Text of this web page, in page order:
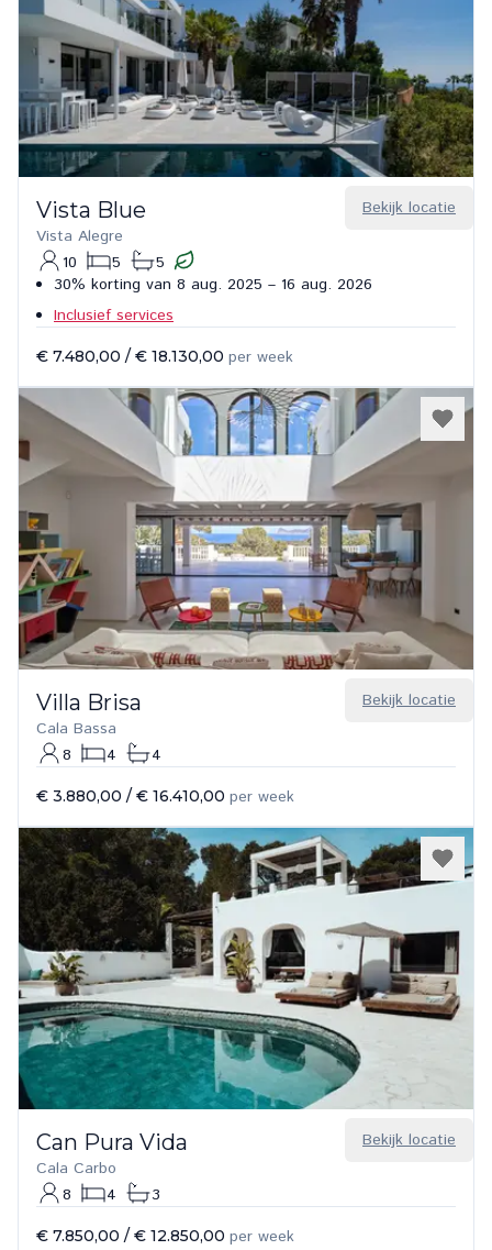
Bekijk locatie
Vista Blue
Vista Alegre
10
5
5
30% korting van 8 aug. 2025 – 16 aug. 2026
Inclusief services
€ 7.480,00 / € 18.130,00 per week
Bekijk locatie
Villa Brisa
Cala Bassa
8
4 4
€ 3.880,00 / € 16.410,00 per week
Bekijk locatie
Can Pura Vida
Cala Carbo
8
4 3
€ 7.850,00 / € 12.850,00 per week